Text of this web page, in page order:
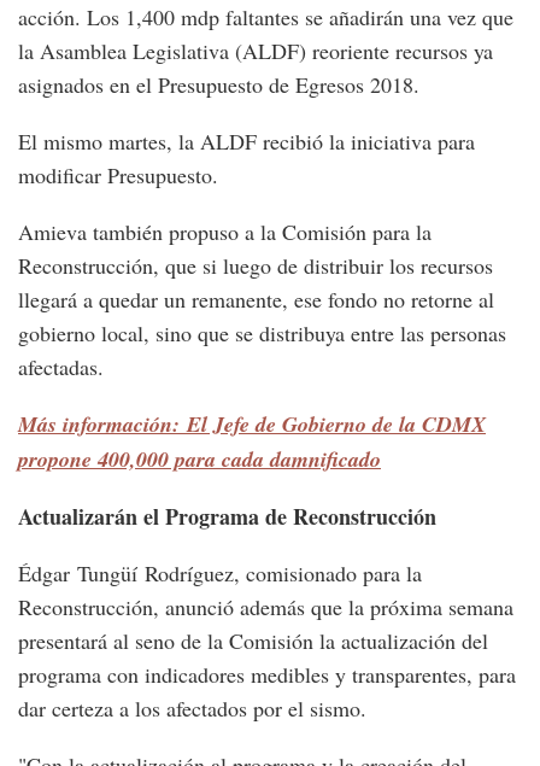
acción. Los 1,400 mdp faltantes se añadirán una vez que
la Asamblea Legislativa (ALDF) reoriente recursos ya
asignados en el Presupuesto de Egresos 2018.
El mismo martes, la ALDF recibió la iniciativa para
modificar Presupuesto.
Amieva también propuso a la Comisión para la
Reconstrucción, que si luego de distribuir los recursos
llegará a quedar un remanente, ese fondo no retorne al
gobierno local, sino que se distribuya entre las personas
afectadas.
Más información: El Jefe de Gobierno de la CDMX
propone 400,000 para cada damnificado
Actualizarán el Programa de Reconstrucción
Édgar Tungüí Rodríguez, comisionado para la
Reconstrucción, anunció además que la próxima semana
presentará al seno de la Comisión la actualización del
programa con indicadores medibles y transparentes, para
dar certeza a los afectados por el sismo.